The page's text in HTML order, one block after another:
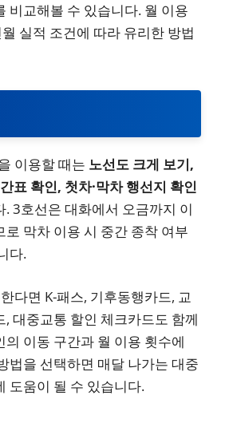
비교해볼 수 있습니다. 월 이용
실적 조건에 따라 유리한 방법
이용할 때는 노선도 크게 보기,
표 확인, 첫차·막차 행선지 확인
. 3호선은 대화에서 오금까지 이
로 막차 이용 시 중간 종착 여부
다.
다면 K-패스, 기후동행카드, 교
, 대중교통 할인 체크카드도 함께
의 이동 구간과 월 이용 횟수에
법을 선택하면 매달 나가는 대중
도움이 될 수 있습니다.